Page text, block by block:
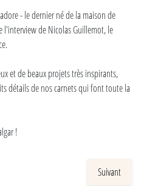
- le dernier né de la maison de
l'interview de Nicolas Guillemot, le
et de beaux projets très inspirants,
détails de nos carnets qui font toute la
!
Suivant